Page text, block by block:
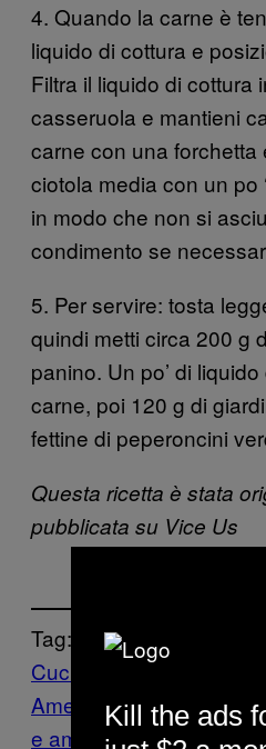
4. Quando la carne è
liquido di cottura e
Filtra il liquido di cottura
casseruola e mantieni
carne con una forchetta
ciotola media con un po
in modo che non si
condimento se
5. Per servire: tosta
quindi metti circa 200 g
panino. Un po’ di
carne, poi 120 g di
fettine di peperoncini
Questa ricetta è stata
pubblicata su Vice Us
Tag:
Cucina
Americana giardiniera
e americane ricette con
Kill the ads